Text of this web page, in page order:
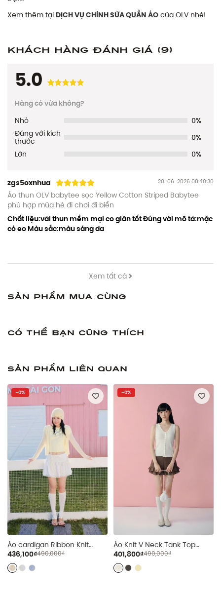
Xem thêm tại DỊCH VỤ CHỈNH SỬA QUẦN ÁO của OLV nhé!
Khách hàng đánh giá (9)
5.0
Hàng có vừa không?
Nhỏ
0%
Đúng với kích
thước
0%
Lớn
0%
zgs5oxnhua 20-06-2026 08:40:30
Áo thun OLV babytee sọc Yellow Cotton Striped Babytee
phù hợp mùa hè đi chơi đi biển
Chất liệu:vải thun mềm mại co giãn tốt Đúng với mô tả:mặc
có eo Màu sắc:màu sáng da
Xem tất cả
Sản phẩm mua cùng
Có thể bạn cũng thích
Sản phẩm liên quan
-0%
Áo cardigan Ribbon Knit
nhiều màu
436,100₫490,000₫
-0%
Áo Knit V Neck Tank Top
nhiều màu
401,800₫490,000₫